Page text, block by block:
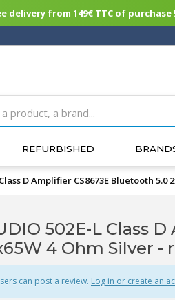
delivery from 149€ TTC of
REFURBISHED
D Amplifier CS8673E Bluetooth 5.0
502E-L Class
4 Ohm Silver -
can post a review. Log in or create an